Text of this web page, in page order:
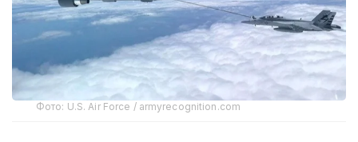
Фото: U.S. Air Force / armyrecognition.com